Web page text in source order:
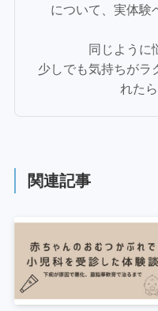
について、実体験
同じように
少しでも気持ちがラ
れた
関連記事